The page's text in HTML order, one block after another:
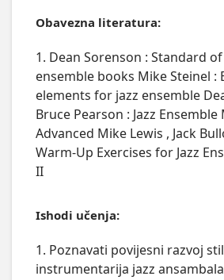
Obavezna literatura:
1. Dean Sorenson : Standard of
ensemble books Mike Steinel :
elements for jazz ensemble
Bruce Pearson : Jazz
Advanced Mike Lewis , Jack
Warm-Up Exercises for Jazz
II
Ishodi učenja:
1. Poznavati povijesni razvoj
instrumentarija jazz ansambala